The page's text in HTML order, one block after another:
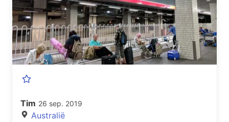
Tim 26 sep. 2019
Australië